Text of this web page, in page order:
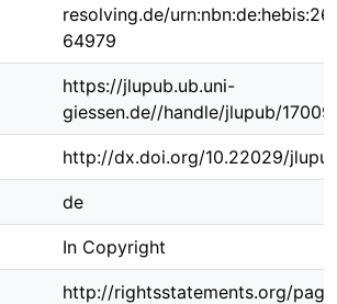
resolving.de/
64979
https://jlupub.ub.uni-
giessen.de//handle/jlupub/17009
http://dx.doi.org/10.22029/
de
In Copyright
http://rightsstatements.org/